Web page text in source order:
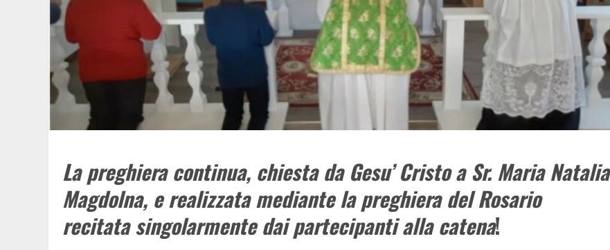
La preghiera continua, chiesta da Gesu’ Cristo a Sr. Maria Natalia
Magdolna, erealizzata mediante la preghiera del Rosario
recitata singolarmente dai partecipanti alla catena!